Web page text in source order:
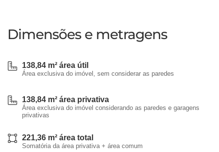
Dimensões e metragens
138,84 m² área útil
Área exclusiva do imóvel, sem considerar as paredes
138,84 m² área privativa
Área exclusiva do imóvel considerando as paredes e garagens
privativas
221,36 m² área total
Somatória da área privativa + área comum